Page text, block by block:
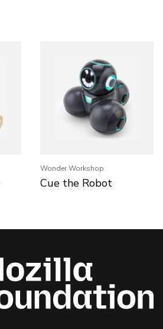
Wonder Workshop
Cue the Robot